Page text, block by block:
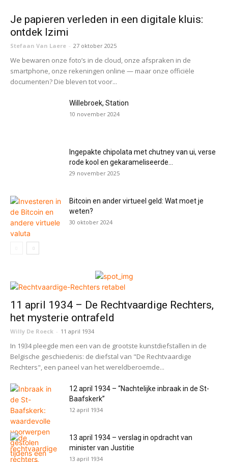
Je papieren verleden in een digitale kluis:
ontdek Izimi
Stefaan Van Laere - 27 oktober 2025
We bewaren onze foto’s in de cloud, onze afspraken in de
smartphone, onze rekeningen online — maar onze officiële
documenten? Die bleven tot voor...
Willebroek, Station
10 november 2024
Ingepakte chipolata met chutney van ui, verse
rode kool en gekarameliseerde...
29 november 2025
Bitcoin en ander virtueel geld: Wat moet je
weten?
30 oktober 2024
11 april 1934 – De Rechtvaardige Rechters,
het mysterie ontrafeld
Willy De Roeck - 11 april 1934
In 1934 pleegde men een van de grootste kunstdiefstallen in de
Belgische geschiedenis: de diefstal van "De Rechtvaardige
Rechters", een paneel van het wereldberoemde...
12 april 1934 – “Nachtelijke inbraak in de St-
Baafskerk”
12 april 1934
13 april 1934 – verslag in opdracht van
minister van Justitie
13 april 1934